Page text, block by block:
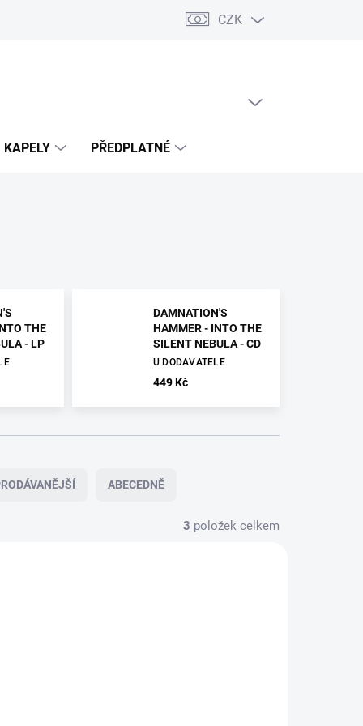
CZK
KAPELY PŘEDPLATNÉ
THE
- LP
DAMNATION'S
HAMMER - INTO THE
SILENT NEBULA - CD
U DODAVATELE
449 Kč
ABECEDNĚ
3 položek celkem